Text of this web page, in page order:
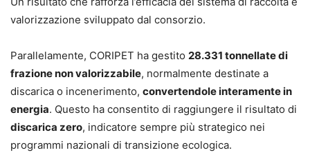
valorizzazione sviluppato dal consorzio.
Parallelamente, CORIPET ha gestito 28.331 tonnellate di
frazione non valorizzabile, normalmente destinate a
discarica o incenerimento, convertendole interamente in
energia. Questo ha consentito di raggiungere il risultato di
discarica zero, indicatore sempre più strategico nei
programmi nazionali di transizione ecologica.